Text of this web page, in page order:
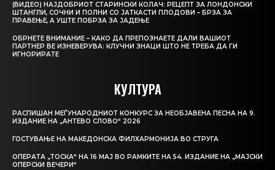
(ВИДЕО) НАЈДОБРИОТ СТАРИНСКИ КОЛАЧ: РЕЦЕПТ ЗА ЛОНДОНСКИ
ШТАНГЛИ, СОЧНИ И ПОЛНИ СО ЈАТКАСТИ ПЛОДОВИ – БРЗА ЗА
ПРАВЕЊЕ, А УШТЕ ПОБРЗА ЗА ЈАДЕЊЕ
ОБРНЕТЕ ВНИМАНИЕ – КАКО ДА ПРЕПОЗНАЕТЕ ДАЛИ ВАШИОТ
ПАРТНЕР ВЕ ИЗНЕВЕРУВА: КЛУЧНИ ЗНАЦИ ШТО НЕ ТРЕБА ДА ГИ
ИГНОРИРАТЕ
КУЛТУРА
РАСПИШАН МЕЃУНАРОДНИОТ КОНКУРС ЗА НЕОБЈАВЕНА ПЕСНА НА 9.
ИЗДАНИЕ НА „АНТЕВО СЛОВО“ 2026
ГОСТУВАЊЕ НА МАКЕДОНСКА ФИЛХАРМОНИЈА ВО СТРУГА
ОПЕРАТА „ТОСКА“ НА 16 МАЈ ВО РАМКИТЕ НА 54. ИЗДАНИЕ НА „МАЈСКИ
ОПЕРСКИ ВЕЧЕРИ“